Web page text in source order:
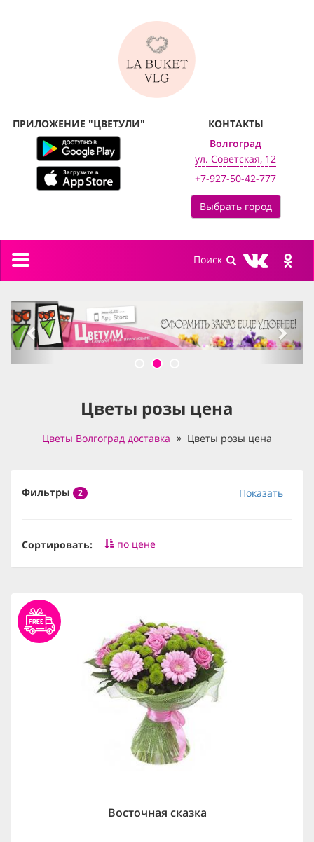
ПРИЛОЖЕНИЕ "ЦВЕТУЛИ"
КОНТАКТЫ
Волгоград
ул. Советская, 12
+7-927-50-42-777
Выбрать город
Toggle
previous
Цветы розы цена
Цветы Волгоград доставка Цветы розы цена
Фильтры 2 Показать
Сортировать: по цене
Восточная сказка